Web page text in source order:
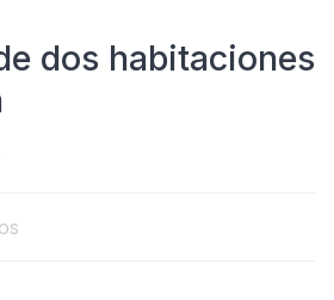
dos habitaciones